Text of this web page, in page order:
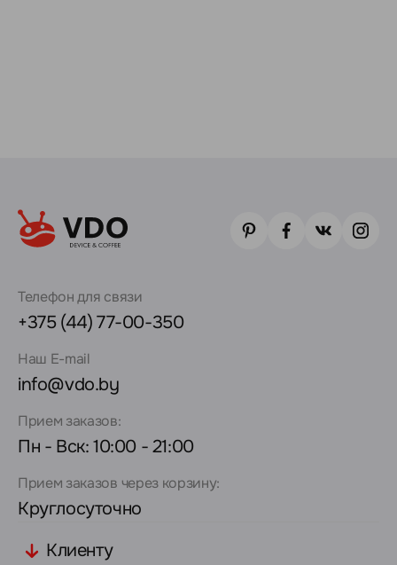
Телефон для связи
+375 (44) 77-00-350
Наш E-mail
info@vdo.by
Прием заказов:
Пн - Вск: 10:00 - 21:00
Прием заказов через корзину:
Круглосуточно
Клиенту